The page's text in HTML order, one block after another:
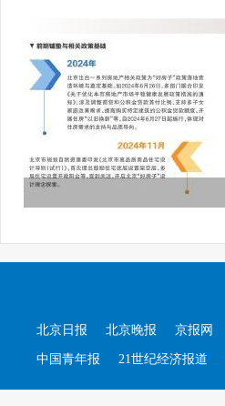
北京日报 北京晚报 京报网
中国青年报 21世纪经济报道